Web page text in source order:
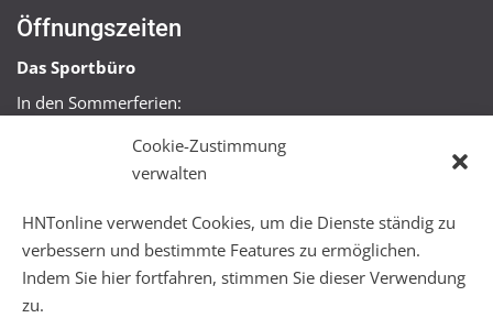
Cookie-Zustimmung
verwalten
HNTonline verwendet Cookies, um die Dienste ständig zu
verbessern und bestimmte Features zu ermöglichen.
Indem Sie hier fortfahren, stimmen Sie dieser Verwendung
zu.
Öffnungszeiten
Das Sportbüro
In den Sommerferien:
Mo + Mi 16:00 – 18:00 Uhr
Mo – Fr 08:00 – 22:00 Uhr
Sa + So 10:00 – 18:00 Uhr